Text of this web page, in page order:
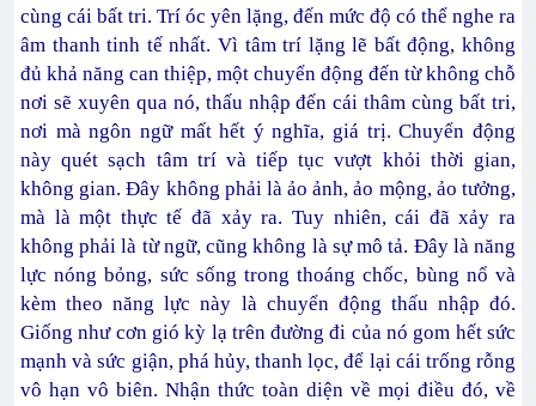
cùng cái bất tri. Trí óc yên lặng, đến mức độ có thể nghe ra
âm thanh tinh tế nhất. Vì tâm trí lặng lẽ bất động, không
đủ khả năng can thiệp, một chuyển động đến từ không chỗ
nơi sẽ xuyên qua nó, thấu nhập đến cái thâm cùng bất tri,
nơi mà ngôn ngữ mất hết ý nghĩa, giá trị. Chuyển động
này quét sạch tâm trí và tiếp tục vượt khỏi thời gian,
không gian. Đây không phải là ảo ảnh, ảo mộng, ảo tưởng,
mà là một thực tế đã xảy ra. Tuy nhiên, cái đã xảy ra
không phải là từ ngữ, cũng không là sự mô tả. Đây là năng
lực nóng bỏng, sức sống trong thoáng chốc, bùng nổ và
kèm theo năng lực này là chuyển động thấu nhập đó.
Giống như cơn gió kỳ lạ trên đường đi của nó gom hết sức
mạnh và sức giận, phá hủy, thanh lọc, để lại cái trống rỗng
vô hạn vô biên. Nhận thức toàn diện về mọi điều đó, về